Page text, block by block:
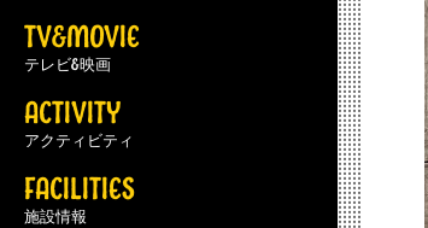
TV&MOVIE
テレビ&映画
ACTIVITY
アクティビティ
FACILITIES
施設情報